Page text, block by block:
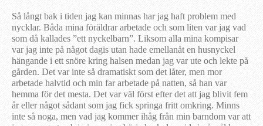
Så långt bak i tiden jag kan minnas har jag haft problem med
nycklar. Båda mina föräldrar arbetade och som liten var jag vad
som då kallades ”ett nyckelbarn”. Liksom alla mina kompisar
var jag inte på något dagis utan hade emellanåt en husnyckel
hängande i ett snöre kring halsen medan jag var ute och lekte på
gården. Det var inte så dramatiskt som det låter, men mor
arbetade halvtid och min far arbetade på natten, så han var
hemma för det mesta. Det var väl först efter det att jag blivit fem
år eller något sådant som jag fick springa fritt omkring. Minns
inte så noga, men vad jag kommer ihåg från min barndom var att